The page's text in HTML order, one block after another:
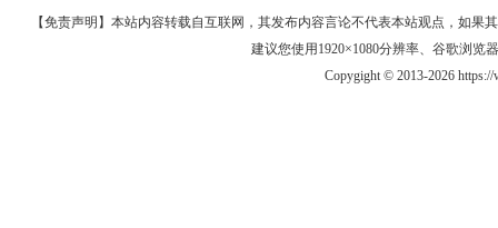
【免责声明】本站内容转载自互联网，其发布内容言论不代表本站观点，如果
建议您使用1920×1080分辨率、谷歌浏览
Copygight © 2013-2026